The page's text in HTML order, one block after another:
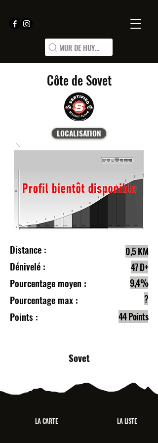
MUR DE HUY...
Côte de Sovet
LOCALISATION
Distance :
Dénivelé :
Pourcentage moyen :
Pourcentage max :
Points :
0,5 KM
47 D+
9,4%
?
44 Points
Sovet
LA CARTE LA LISTE